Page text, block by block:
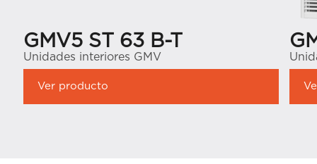
GMV5 ST 63 B-T
Unidades interiores GMV
Ver producto